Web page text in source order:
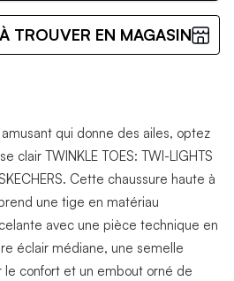
TROUVER EN MAGASIN
qui donne des ailes, optez
clair TWINKLE TOES: TWI-LIGHTS
Cette chaussure haute à
une tige en matériau
avec une pièce technique en
éclair médiane, une semelle
le confort et un embout orné de